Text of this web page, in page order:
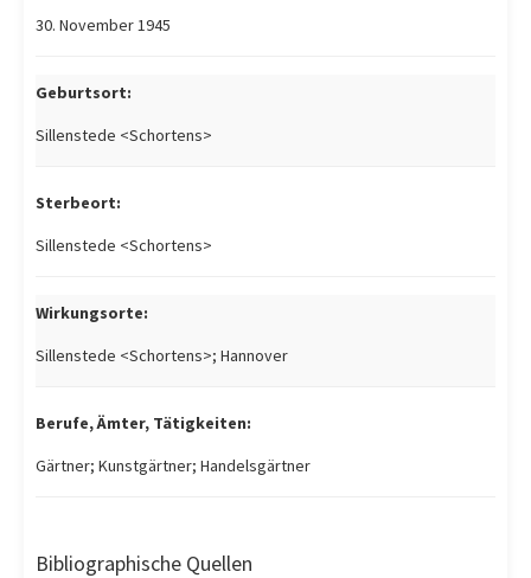
30. November 1945
Geburtsort:
Sillenstede <Schortens>
Sterbeort:
Sillenstede <Schortens>
Wirkungsorte:
Sillenstede <Schortens>; Hannover
Berufe, Ämter, Tätigkeiten:
Gärtner; Kunstgärtner; Handelsgärtner
Bibliographische Quellen